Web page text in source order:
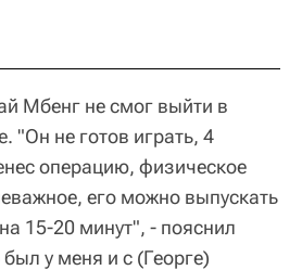
Мбенг не смог выйти в
"Он не готов играть, 4
операцию, физическое
его можно выпускать
15-20 минут", - пояснил
у меня и с (Георге)